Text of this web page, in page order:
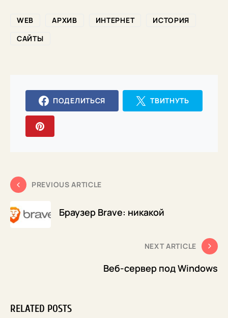
WEB АРХИВ ИНТЕРНЕТ
ИСТОРИЯ
САЙТЫ
ПОДЕЛИТЬСЯ ТВИТНУТЬ
PREVIOUS ARTICLE
Браузер Brave: никакой
NEXT ARTICLE
Веб-сервер под Windows
RELATED POSTS